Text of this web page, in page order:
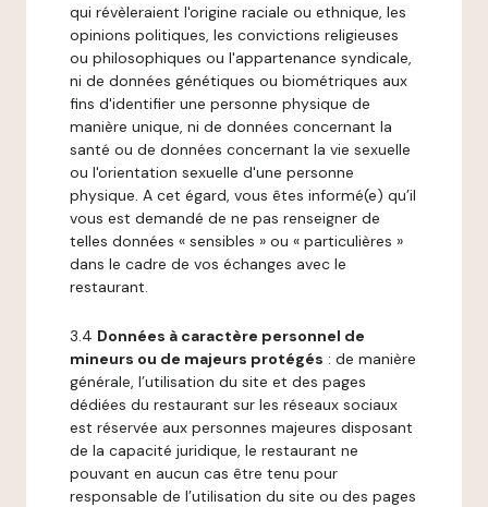
qui révèleraient l'origine raciale ou ethnique, les
opinions politiques, les convictions religieuses
ou philosophiques ou l'appartenance syndicale,
ni de données génétiques ou biométriques aux
fins d'identifier une personne physique de
manière unique, ni de données concernant la
santé ou de données concernant la vie sexuelle
ou l'orientation sexuelle d'une personne
physique. A cet égard, vous êtes informé(e) qu’il
vous est demandé de ne pas renseigner de
telles données « sensibles » ou « particulières »
dans le cadre de vos échanges avec le
restaurant.
3.4 Données à caractère personnel de
mineurs ou de majeurs protégés : de manière
générale, l’utilisation du site et des pages
dédiées du restaurant sur les réseaux sociaux
est réservée aux personnes majeures disposant
de la capacité juridique, le restaurant ne
pouvant en aucun cas être tenu pour
responsable de l’utilisation du site ou des pages